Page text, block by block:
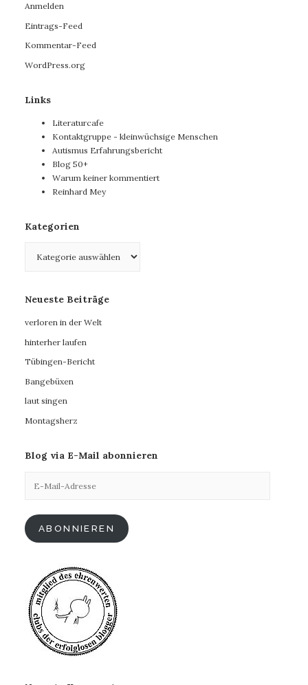
Anmelden
Eintrags-Feed
Kommentar-Feed
WordPress.org
Links
Literaturcafe
Kontaktgruppe - kleinwüchsige Menschen
Autismus Erfahrungsbericht
Blog 50+
Warum keiner kommentiert
Reinhard Mey
Kategorien
Neueste Beiträge
verloren in der Welt
hinterher laufen
Tübingen-Bericht
Bangebüxen
laut singen
Montagsherz
Blog via E-Mail abonnieren
Mail-
ABONNIEREN